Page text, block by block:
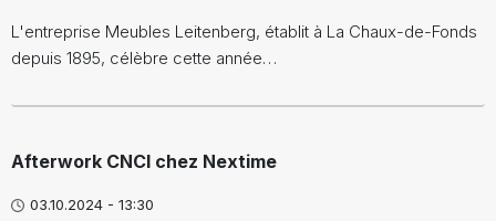
L'entreprise Meubles Leitenberg, établit à La Chaux-de-Fonds
depuis 1895, célèbre cette année…
Afterwork CNCI chez Nextime
03.10.2024 - 13:30